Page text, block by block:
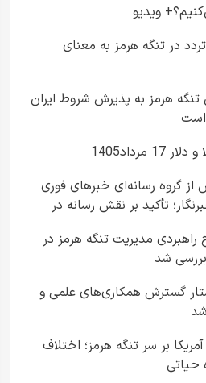
ویدیو
در تنگه هرمز به معنای
تنگه هرمز به پذیرش شروط ایران
است
از گروه رسانه‌ای خبرهای فوری
تأکید بر نقش رسانه در
مدیریت تنگه هرمز در
شد
گسترش همکاری‌های علمی و
بر سر تنگه هرمز؛ اختلاف
حیاتی